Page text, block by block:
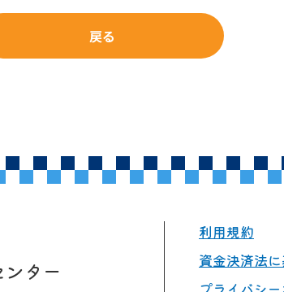
戻る
ター
利用規約
資金決済法